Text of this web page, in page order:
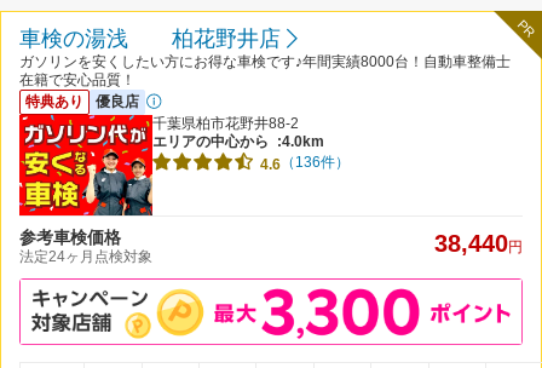
PR
車検の湯浅 柏花野井店
ガソリンを安くしたい方にお得な車検です♪年間実績8000台！自動車整備士
在籍で安心品質！
特典あり
優良店
千葉県柏市花野井88-2
エリアの中心から
:4.0km
4.6 （136件）
参考車検価格
法定24ヶ月点検対象 38,440円